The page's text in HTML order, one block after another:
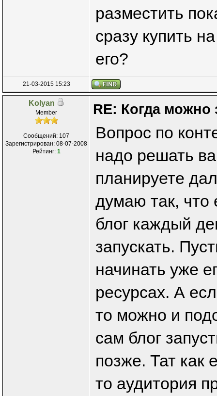
разместить
сразу купить
его?
21-03-2015 15:23
Kolyan
Member
Сообщений: 107
Зарегистрирован: 08-07-2008
Рейтинг: 1
RE: Когда можно
Вопрос по
надо решать
планируете
думаю так, что
блог каждый
запускать.
начинать уже
ресурсах. А
то можно и
сам блог
позже. Тат как
то аудитория